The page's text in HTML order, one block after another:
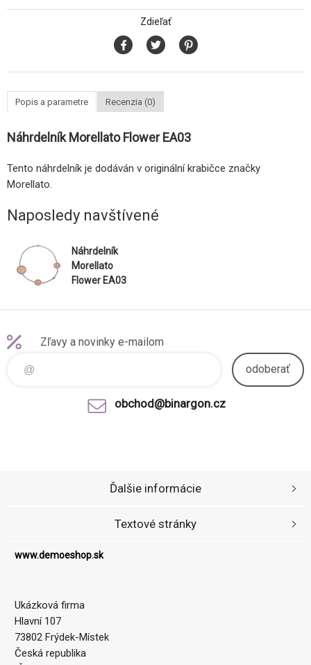
Zdieľať
Popis a parametre Recenzia (0)
Náhrdelník Morellato Flower EA03
Tento náhrdelník je dodáván v originální krabičce značky
Morellato.
Naposledy navštívené
Náhrdelník
Morellato
Flower EA03
Zľavy a novinky e-mailom
odoberať
obchod@binargon.cz
www.demoeshop.sk
Ukázková firma
Hlavní 107
73802 Frýdek-Místek
Česká republika
Ďalšie informácie
Textové stránky